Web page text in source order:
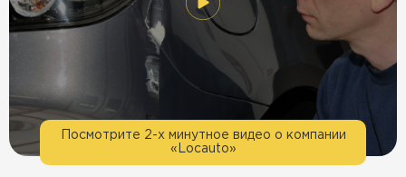
Посмотрите 2-х минутное видео о компании
«Locauto»